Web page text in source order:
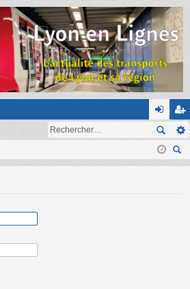
on
ne
ns
cri
ec